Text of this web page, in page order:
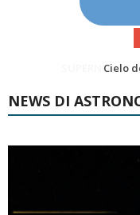
SUPERNOVAE
Le Comete del
NEWS DI